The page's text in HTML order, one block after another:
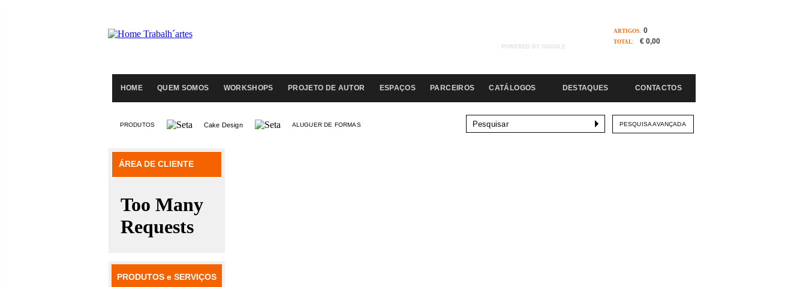
POWERED BY GOOGLE
ARTIGOS: 0
TOTAL: € 0,00
HOME QUEM SOMOS WORKSHOPS PROJETO DE AUTOR ESPAÇOS PARCEIROS CATÁLOGOS DESTAQUES CONTACTOS
PRODUTOS Cake Design ALUGUER DE FORMAS PESQUISA AVANÇADA
ÁREA DE CLIENTE
PRODUTOS e SERVIÇOS